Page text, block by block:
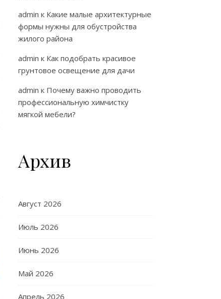
admin к Какие малые архитектурные
формы нужны для обустройства
жилого района
admin к Как подобрать красивое
грунтовое освещение для дачи
admin к Почему важно проводить
профессиональную химчистку
мягкой мебели?
Архив
Август 2026
Июль 2026
Июнь 2026
Май 2026
Апрель 2026